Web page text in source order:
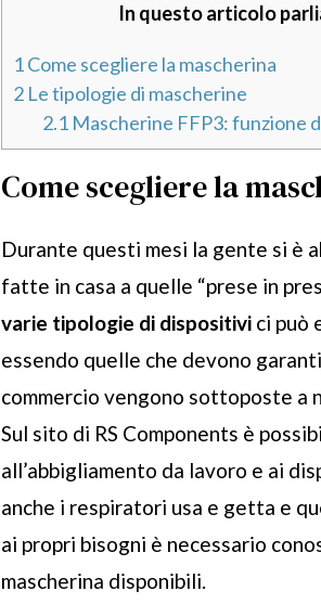
In questo articolo
1Come scegliere la mascherina
2 Le tipologie di mascherine
2.1 Mascherine FFP3: funzione
Come scegliere la
Durante questi mesi la gente si è
fatte in casa a quelle “prese in
varie tipologie di dispositivi ci può
essendo quelle che devono
commercio vengono sottoposte a
Sul sito di RS Components è
all’abbigliamento da lavoro e ai
anche i respiratori usa e getta e
ai propri bisogni è necessario
mascherina disponibili.